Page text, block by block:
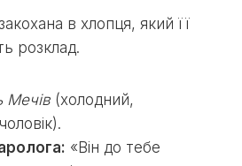
в хлопця, який її
розклад.
Мечів (холодний,
«Він до тебе